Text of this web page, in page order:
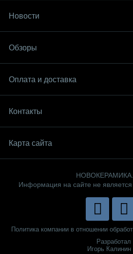
Новости
Обзоры
Оплата и доставка
Контакты
Карта сайта
Информация на сайте не является
Политика компании в отношении
Разработал
Игорь Калинин